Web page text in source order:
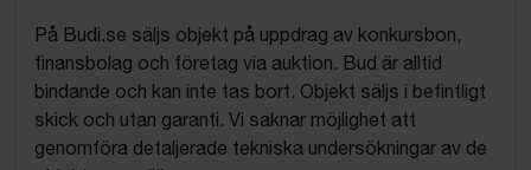
På Budi.se säljs objekt på uppdrag av konkursbon,
finansbolag och företag via auktion. Bud är alltid
bindande och kan inte tas bort. Objekt säljs i befintligt
skick och utan garanti. Vi saknar möjlighet att
genomföra detaljerade tekniska undersökningar av de